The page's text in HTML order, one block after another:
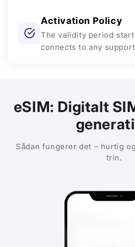
Activation Policy
The validity period
connects to any
eSIM: Digitalt
Sådan fungerer det – hurtig
trin.